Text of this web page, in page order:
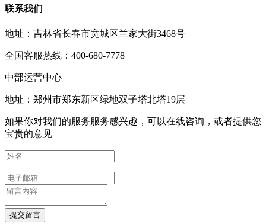
联系我们
地址：吉林省长春市宽城区兰家大街3468号
全国客服热线：400-680-7778
中部运营中心
地址：郑州市郑东新区绿地双子塔北塔19层
如果你对我们的服务服务感兴趣，可以在线咨询，或者提供您
宝贵的意见
提交留言